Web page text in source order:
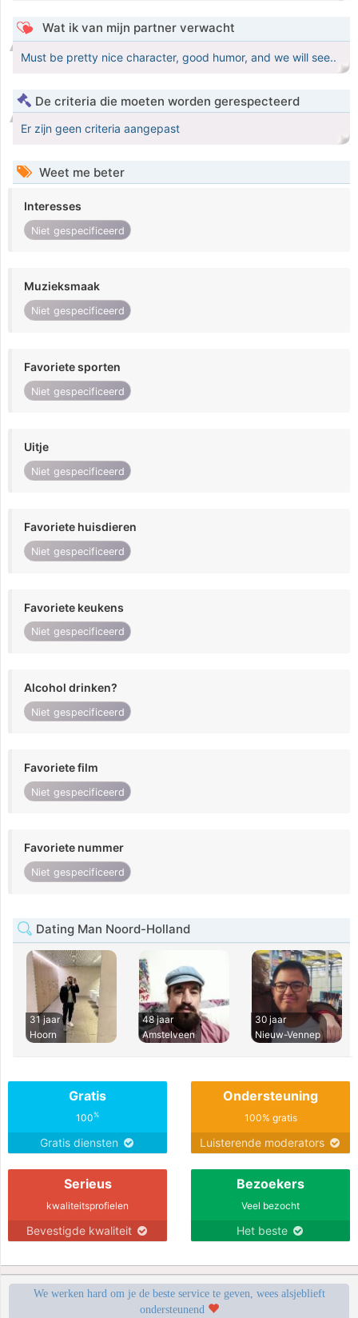
Wat ik van mijn partner verwacht
Must be pretty nice character, good humor, and we will see..
De criteria die moeten worden gerespecteerd
Er zijn geen criteria aangepast
Weet me beter
Interesses
Niet gespecificeerd
Muzieksmaak
Niet gespecificeerd
Favoriete sporten
Niet gespecificeerd
Uitje
Niet gespecificeerd
Favoriete huisdieren
Niet gespecificeerd
Favoriete keukens
Niet gespecificeerd
Alcohol drinken?
Niet gespecificeerd
Favoriete film
Niet gespecificeerd
Favoriete nummer
Niet gespecificeerd
Dating Man Noord-Holland
31 jaar
Hoorn
48 jaar
Amstelveen
30 jaar
Nieuw-Vennep
Gratis
100%
Gratis diensten
Ondersteuning
100% gratis
Luisterende moderators
Serieus
kwaliteitsprofielen
Bevestigde kwaliteit
Bezoekers
Veel bezocht
Het beste
We werken hard om je de beste service te geven, wees alsjeblieft
ondersteunend